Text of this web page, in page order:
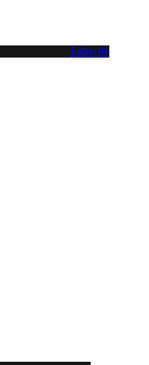
Liste de